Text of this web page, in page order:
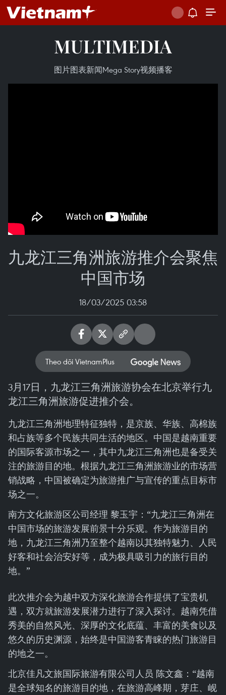
MULTIMEDIA
图片图表新闻Mega Story视频播客
九龙江三角洲旅游推介会聚焦
中国市场
18/03/2025 03:58
Theo dõi VietnamPlus
3月17日，九龙江三角洲旅游协会在北京举行九
龙江三角洲旅游促进推介会。
九龙江三角洲地理特征独特，是京族、华族、高棉族
和占族等多个民族共同生活的地区。中国是越南重要
的国际客源市场之一，其中九龙江三角洲也是备受关
注的旅游目的地。根据九龙江三角洲旅游业的市场营
销战略，中国被确定为旅游推广与宣传的重点目标市
场之一。
南方文化旅游区公司经理 黎玉宇：“九龙江三角洲在
中国市场的旅游发展前景十分乐观。作为旅游目的
地，九龙江三角洲乃至整个越南以其独特魅力、人民
好客和社会治安好等，成为极具吸引力的旅行目的
地。”
此次推介会为越中双方深化旅游合作提供了宝贵机
遇，双方就旅游发展潜力进行了深入探讨。越南凭借
秀美的自然风光、深厚的文化底蕴、丰富的美食以及
悠久的历史渊源，始终是中国游客青睐的热门旅游目
的地之一。
北京佳凡文旅国际旅游有限公司人员 陈文鑫：“越南
是全球知名的旅游目的地，在旅游高峰期，芽庄、岘